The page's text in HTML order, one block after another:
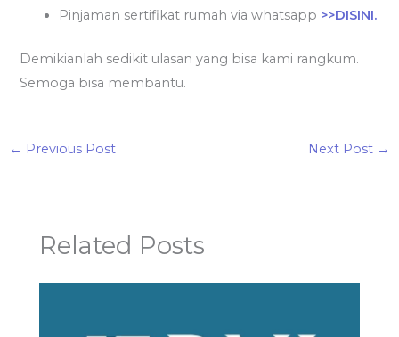
Pinjaman sertifikat rumah via whatsapp >>DISINI.
Demikianlah sedikit ulasan yang bisa kami rangkum.
Semoga bisa membantu.
← Previous Post Next Post →
Related Posts